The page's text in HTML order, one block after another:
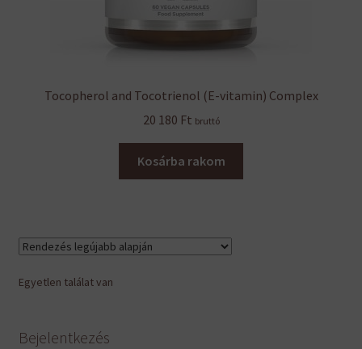
Tocopherol and Tocotrienol (E-vitamin) Complex
20 180 Ft bruttó
Kosárba rakom
Egyetlen találat van
Bejelentkezés